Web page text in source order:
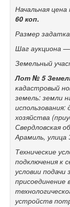
Начальная
60 коп.
Размер задатка
Шаг аукциона —
Земельный
Лот № 5
кадастровый
земель: земли
использования:
хозяйства
Свердловская
Арамиль, улица
Технические
подключения к
условии подачи
присоединение
устройств